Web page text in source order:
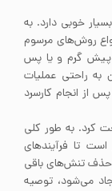
بسیار خوبی دارد. به
روش‌های مرسوم
به عملیات پیش گرم و یا پس
به راحتی عملیات
از انجام کارسرد
سخت کرد. به طور کلی
استحکام و سختی استیل 316 نیاز است تا فرآیندهای
شود. برای استیل 316، جهت حذف تنش‌های باقی
می‌شود، توصیه